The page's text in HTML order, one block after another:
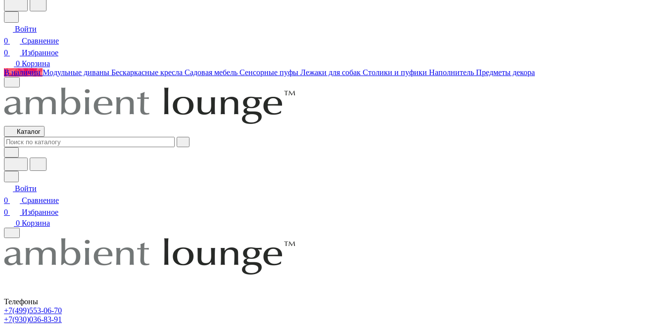
Войти
0
Сравнение
0
Избранное
0 Корзина
В наличии Модульные диваны Бескаркасные кресла Садовая мебель Сенсорные пуфы Лежаки для собак Столики и пуфики Наполнитель Предметы декора
Каталог
Войти
0
Сравнение
0
Избранное
0 Корзина
Телефоны
+7(499)553-06-70
+7(930)036-83-91